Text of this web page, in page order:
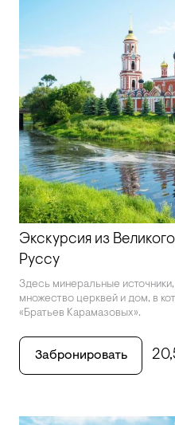
Экскурсия из
Руссу
Здесь минеральные
множество церквей и дом, в
«Братьев Карамазовых».
Забронировать